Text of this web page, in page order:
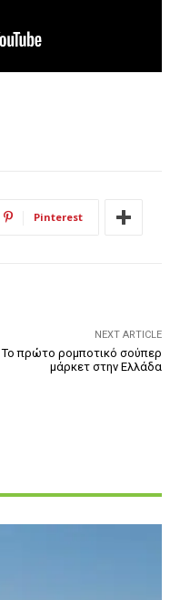
Pinterest
NEXT ARTICLE
Το πρώτο ρομποτικό σούπερ
μάρκετ στην Ελλάδα